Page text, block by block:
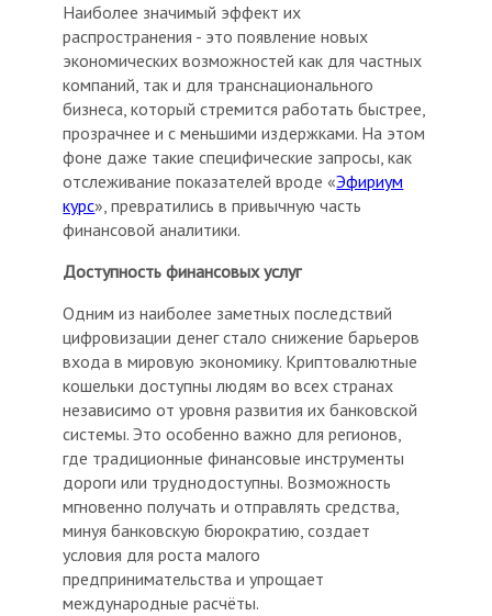
Наиболее значимый эффект их
распространения - это появление новых
экономических возможностей как для частных
компаний, так и для транснационального
бизнеса, который стремится работать быстрее,
прозрачнее и с меньшими издержками. На этом
фоне даже такие специфические запросы, как
отслеживание показателей вроде «Эфириум
курс», превратились в привычную часть
финансовой аналитики.
Доступность финансовых услуг
Одним из наиболее заметных последствий
цифровизации денег стало снижение барьеров
входа в мировую экономику. Криптовалютные
кошельки доступны людям во всех странах
независимо от уровня развития их банковской
системы. Это особенно важно для регионов,
где традиционные финансовые инструменты
дороги или труднодоступны. Возможность
мгновенно получать и отправлять средства,
минуя банковскую бюрократию, создает
условия для роста малого
предпринимательства и упрощает
международные расчёты.